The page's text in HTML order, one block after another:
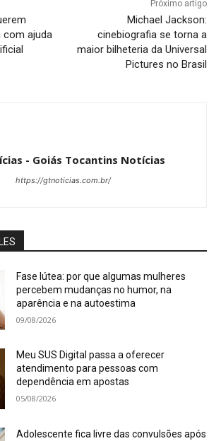
com ajuda
Próximo artigo
Michael Jackson:
cinebiografia se torna a
maior bilheteria da Universal
Pictures no Brasil
- Goiás Tocantins Notícias
https://gtnoticias.com.br/
Fase lútea: por que algumas mulheres
percebem mudanças no humor, na
aparência e na autoestima
09/08/2026
Meu SUS Digital passa a oferecer
atendimento para pessoas com
dependência em apostas
05/08/2026
Adolescente fica livre das convulsões após